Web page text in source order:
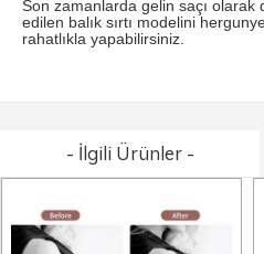
Son zamanlarda gelin saçı olarak
edilen balık sırtı modelini
rahatlıkla yapabilirsiniz.
- İlgili Ürünler -